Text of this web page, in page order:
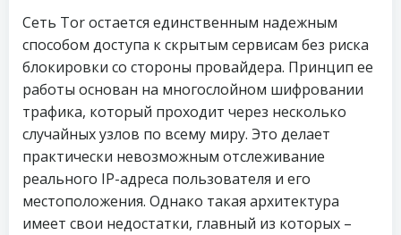
Сеть Tor остается единственным надежным
способом доступа к скрытым сервисам без риска
блокировки со стороны провайдера. Принцип ее
работы основан на многослойном шифровании
трафика, который проходит через несколько
случайных узлов по всему миру. Это делает
практически невозможным отслеживание
реального IP-адреса пользователя и его
местоположения. Однако такая архитектура
имеет свои недостатки, главный из которых –